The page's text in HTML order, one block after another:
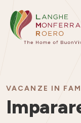
VACANZE IN